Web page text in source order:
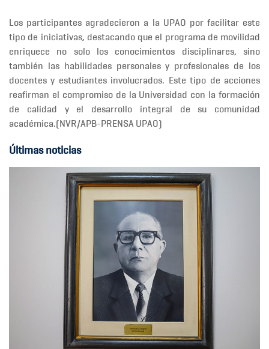
Los participantes agradecieron a la UPAO por facilitar este
tipo de iniciativas, destacando que el programa de movilidad
enriquece no solo los conocimientos disciplinares, sino
también las habilidades personales y profesionales de los
docentes y estudiantes involucrados. Este tipo de acciones
reafirman el compromiso de la Universidad con la formación
de calidad y el desarrollo integral de su comunidad
académica.(NVR/APB-PRENSA UPAO)
Últimas noticias